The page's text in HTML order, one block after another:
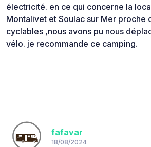
électricité. en ce qui concerne la
Montalivet et Soulac sur Mer proche
cyclables ,nous avons pu nous
vélo. je recommande ce camping.
fafavar
18/08/2024